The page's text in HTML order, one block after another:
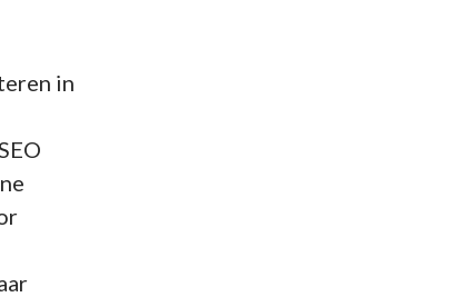
in